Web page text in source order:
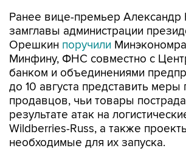
Ранее вице-премьер Александр
замглавы администрации
Орешкин поручили
Минфину, ФНС совместно с
банком и объединениями
до 10 августа представить
продавцов, чьи товары
результате атак на
Wildberries-Russ, а также
необходимые для их запуска.